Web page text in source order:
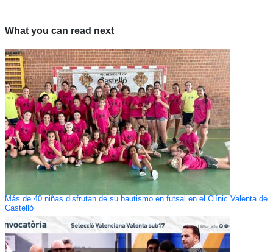
What you can read next
Más de 40 niñas disfrutan de su bautismo en futsal en el Clínic Valenta de
Castelló